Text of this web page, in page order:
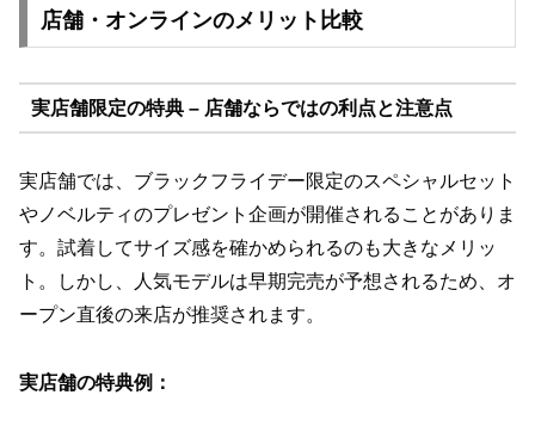
店舗・オンラインのメリット比較
実店舗限定の特典 – 店舗ならではの利点と注意点
実店舗では、ブラックフライデー限定のスペシャルセット
やノベルティのプレゼント企画が開催されることがありま
す。試着してサイズ感を確かめられるのも大きなメリッ
ト。しかし、人気モデルは早期完売が予想されるため、オ
ープン直後の来店が推奨されます。
実店舗の特典例：